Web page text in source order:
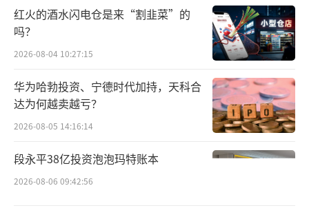
值得警惕的是，这已经不是望奎双汇北大
荒第一次出现管理漏洞。有报道称，信用中国
（黑龙江）网站2025年11月20日披露的一则行
政处罚信息显示，望奎双汇北大荒因“污水处
理设施故障导致清理不及时”，被绥化市生态
环境局处以罚款41.33万元。
从环保处罚到食品安全“爆雷”，步步暴
露的是双汇控股的子公司管理的多方面失守。
红火的酒水闪电仓是来“割韭菜”的
吗？
2026-08-04 10:27:15
华为哈勃投资、宁德时代加持，天科合
达为何越卖越亏？
2026-08-05 14:16:14
段永平38亿投资泡泡玛特账本
2026-08-06 09:42:56